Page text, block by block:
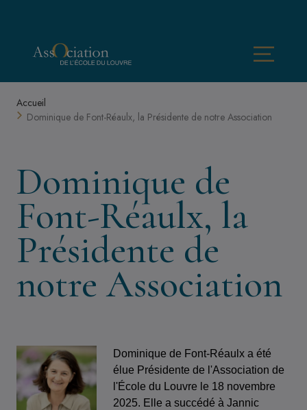
Fil d'Ariane
Accueil
Dominique de Font-Réaulx, la Présidente de notre Association
Dominique de
Font-Réaulx, la
Présidente de
notre Association
Image
Dominique de Font-Réaulx a été
élue Présidente de l'Association de
l'École du Louvre le 18 novembre
2025. Elle a succédé à Jannic